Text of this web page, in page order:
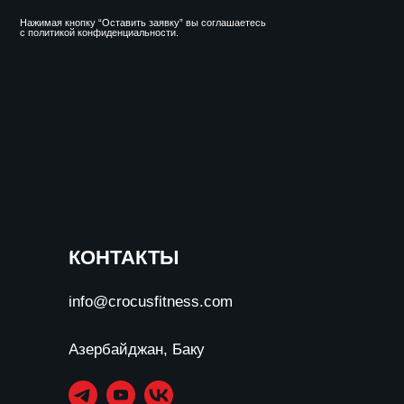
КОНТАКТЫ
info@crocusfitness.com
Азербайджан, Баку